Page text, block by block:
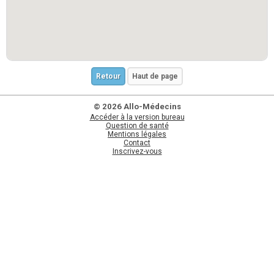
Retour Haut de page
© 2026 Allo-Médecins
Accéder à la version bureau
Question de santé
Mentions légales
Contact
Inscrivez-vous